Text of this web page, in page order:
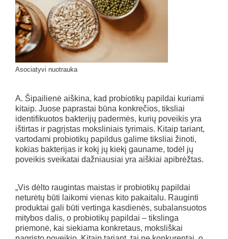
Asociatyvi nuotrauka
A. Šipailienė aiškina, kad probiotikų papildai kuriami
kitaip. Juose paprastai būna konkrečios, tiksliai
identifikuotos bakterijų padermės, kurių poveikis yra
ištirtas ir pagrįstas moksliniais tyrimais. Kitaip tariant,
vartodami probiotikų papildus galime tiksliai žinoti,
kokias bakterijas ir kokį jų kiekį gauname, todėl jų
poveikis sveikatai dažniausiai yra aiškiai apibrėžtas.
„Vis dėlto raugintas maistas ir probiotikų papildai
neturėtų būti laikomi vienas kito pakaitalu. Rauginti
produktai gali būti vertinga kasdienės, subalansuotos
mitybos dalis, o probiotikų papildai – tikslinga
priemonė, kai siekiama konkretaus, moksliškai